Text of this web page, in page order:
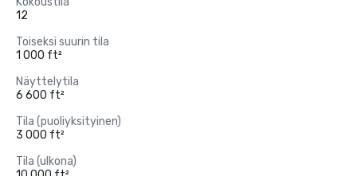
12
Toiseksi suurin tila
1 000 ft²
Näyttelytila
6 600 ft²
Tila (puoliyksityinen)
3 000 ft²
Tila (ulkona)